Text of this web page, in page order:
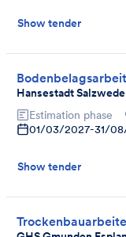
Show tender
Hansestadt
Estimation phase
01/03/2027-31/
Show tender